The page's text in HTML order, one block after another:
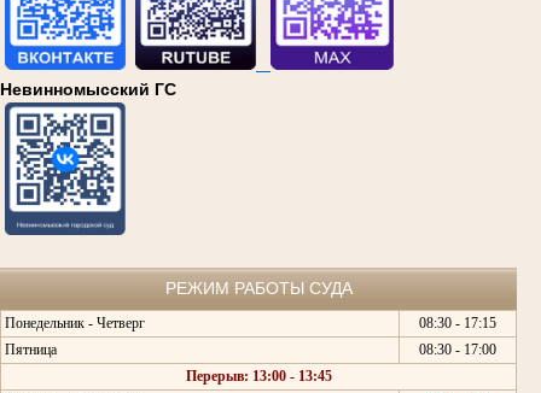
Невинномысский ГС
РЕЖИМ РАБОТЫ СУДА
Понедельник - Четверг
08:30 - 17:15
Пятница
08:30 - 17:00
Перерыв: 13:00 - 13:45